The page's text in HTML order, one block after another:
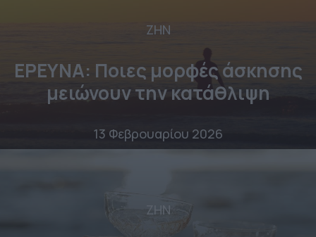
ΖΗΝ
ΕΡΕΥΝΑ: Ποιες μορφές άσκησης
μειώνουν την κατάθλιψη
13 Φεβρουαρίου 2026
ΖΗΝ